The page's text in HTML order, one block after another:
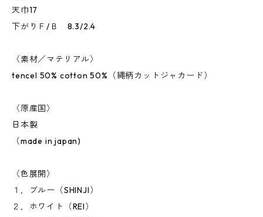
天巾17
下がりＦ/Ｂ 8.3/2.4
〈素材／マテリアル〉
tencel 50% cotton 50%（縄柄カットジャカード）
〈原産国〉
日本製
（made in japan)
〈色展開〉
１．ブルー（SHINJI）
２．ホワイト（REI）